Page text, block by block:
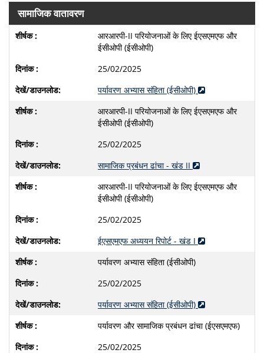
सामाजिक वातावरण
आरआरपी-II परियोजनाओं के लिए ईएसएमएफ और
ईसीओपी (ईसीओपी)
25/02/2025
पर्यावरण अभ्यास संहिता (ईसीओपी)
आरआरपी-II परियोजनाओं के लिए ईएसएमएफ और
ईसीओपी (ईसीओपी)
25/02/2025
सामाजिक प्रबंधन ढांचा - खंड II
आरआरपी-II परियोजनाओं के लिए ईएसएमएफ और
ईसीओपी (ईसीओपी)
25/02/2025
ईएसएमएफ अध्ययन रिपोर्ट - खंड I
पर्यावरण अभ्यास संहिता (ईसीओपी)
25/02/2025
पर्यावरण अभ्यास संहिता (ईसीओपी)
पर्यावरण और सामाजिक प्रबंधन ढांचा (ईएसएमएफ)
25/02/2025